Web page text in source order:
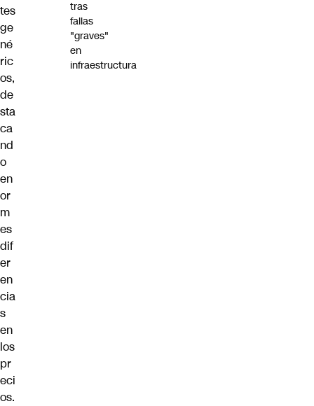
tes
ge
né
ric
os,
de
sta
ca
nd
o
en
or
m
es
dif
er
en
cia
s
en
los
pr
eci
os.
tras
fallas
"graves"
en
infraestructura